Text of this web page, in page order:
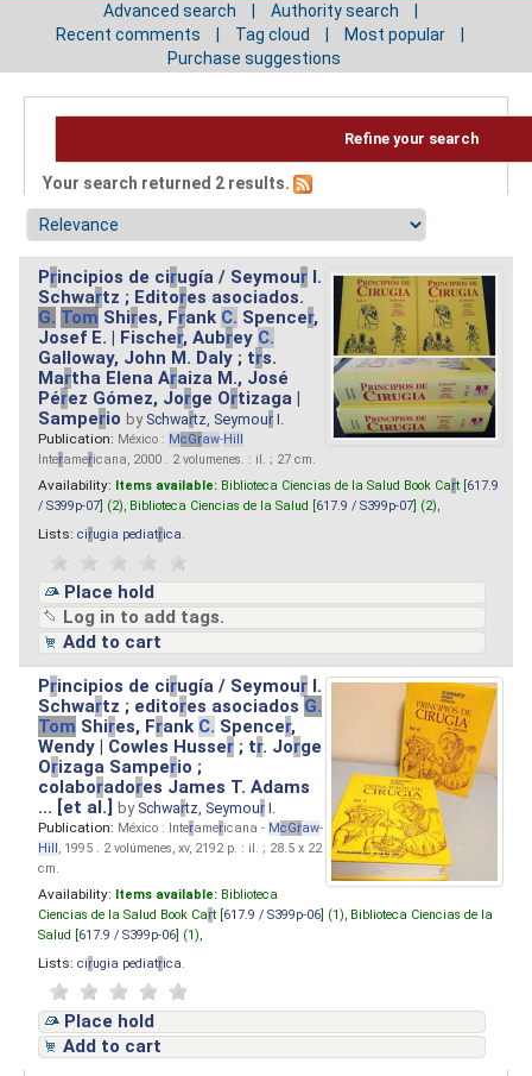
Advanced search
Authority search
Recent comments
Tag cloud
Most popular
Purchase suggestions
Refine your search
Your search returned 2 results.
Principios de cirugía / Seymour I.
Schwartz ; Editores asociados.
G. Tom Shires, Frank C. Spencer,
Josef E. | Fischer, Aubrey C.
Galloway, John M. Daly ; trs.
Martha Elena Araiza M., José
Pérez Gómez, Jorge Ortizaga |
Samperio by Schwartz, Seymour I.
Publication: México : McGraw-Hill
Interamericana, 2000 . 2 volumenes. : il. ; 27 cm.
Availability: Items available: Biblioteca Ciencias de la Salud Book Cart [ 617.9
/ S399p-07 ] (2), Biblioteca Ciencias de la Salud [ 617.9 / S399p-07 ] (2),
Lists: cirugia pediatrica
Place hold
Log in to add tags.
Add to cart
Principios de cirugía / Seymour I.
Schwartz ; editores asociados G.
Tom Shires, Frank C. Spencer,
Wendy | Cowles Husser ; tr. Jorge
Orizaga Samperio ;
colaboradores James T. Adams
... [et al.]by Schwartz, Seymour I.
Publication: México : Interamericana - McGraw-
Hill, 1995 . 2 volúmenes, xv, 2192 p. : il. ; 28.5 x 22
cm.
Availability: Items available: Biblioteca
Ciencias de la Salud Book Cart [ 617.9 / S399p-06 ] (1), Biblioteca Ciencias de la
Salud [ 617.9 / S399p-06 ] (1),
Lists: cirugia pediatrica
Place hold
Add to cart